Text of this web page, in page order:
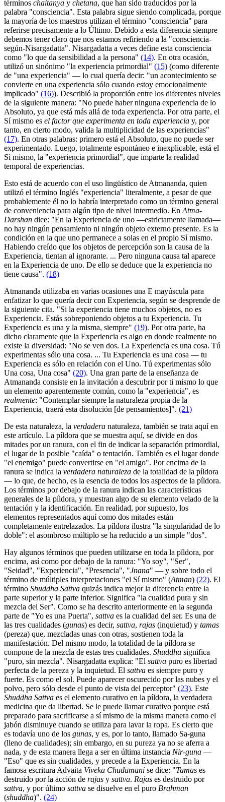
términos chaitanya y chetana, que han sido traducidos por la
palabra "consciencia". Esta palabra sigue siendo complicada, porque
la mayoría de los maestros utilizan el término "consciencia" para
referirse precisamente a lo Último. Debido a esta diferencia siempre
debemos tener claro que nos estamos refiriendo a la "consciencia-
según-Nisargadatta". Nisargadatta a veces define esta consciencia
como "lo que da sensibilidad a la persona" (14). En otra ocasión,
utilizó un sinónimo "la experiencia primordial" (15) (como diferente
de "una experiencia" ― lo cual quería decir: "un acontecimiento se
convierte en una experiencia sólo cuando estoy emocionalmente
implicado" (16)). Describió la proporción entre los diferentes niveles
de la siguiente manera: "No puede haber ninguna experiencia de lo
Absoluto, ya que está más allá de toda experiencia. Por otra parte, el
Sí mismo es el factor que experimenta en toda experiencia y, por
tanto, en cierto modo, valida la multiplicidad de las experiencias"
(17). En otras palabras: primero está el Absoluto, que no puede ser
experimentado. Luego, totalmente espontáneo e inexplicable, está el
Sí mismo, la "experiencia primordial", que imparte la realidad
temporal de experiencias.
Esto está de acuerdo con el uso lingüístico de Atmananda, quien
utilizó el término Inglés "experiencia" literalmente, a pesar de que
probablemente él no lo habría interpretado como un término general
de conveniencia para algún tipo de nivel intermedio. En Atma-
Darshan dice: "En la Experiencia de uno ―estrictamente llamada―
no hay ningún pensamiento ni ningún objeto externo presente. Es la
condición en la que uno permanece a solas en el propio Sí mismo.
Habiendo creído que los objetos de percepción son la causa de la
Experiencia, tientan al ignorante. ... Pero ninguna causa tal aparece
en la Experiencia de uno. De ello se deduce que la experiencia no
tiene causa". (18)
Atmananda utilizaba en varias ocasiones una E mayúscula para
enfatizar lo que quería decir con Experiencia, según se desprende de
la siguiente cita. "Si la experiencia tiene muchos objetos, no es
Experiencia. Estás sobreponiendo objetos a tu Experiencia. Tu
Experiencia es una y la misma, siempre" (19). Por otra parte, ha
dicho claramente que la Experiencia es algo en donde realmente no
existe la diversidad: "No se ven dos. La Experiencia es una cosa. Tú
experimentas sólo una cosa. ... Tu Experiencia es una cosa ― tu
Experiencia es sólo en relación con el Uno. Tú experimentas sólo
Una cosa, Una cosa" (20). Una gran parte de la enseñanza de
Atmananda consiste en la invitación a descubrir por ti mismo lo que
un elemento aparentemente común, como la "experiencia", es
realmente: "Contemplar siempre la naturaleza propia de la
Experiencia, traerá esta disolución [de pensamientos]". (21)
De esta naturaleza, la verdadera naturaleza, también se trata aquí en
este artículo. La píldora que se muestra aquí, se divide en dos
mitades por un ranura, con el fin de indicar la separación primordial,
el lugar de la posible "caída" o tentación. También es el lugar donde
"el enemigo" puede convertirse en "el amigo". Por encima de la
ranura se indica la verdadera naturaleza de la totalidad de la píldora
― lo que, de hecho, es la esencia de todos los aspectos de la píldora.
Los términos por debajo de la ranura indican las características
generales de la píldora, y muestran algo de su elemento velado de la
tentación y la identificación. En realidad, por supuesto, los
elementos representados aquí como dos mitades están
completamente entrelazados. La píldora ilustra "la singularidad de lo
doble": el asombroso múltiplo se ha reducido a un simple "dos".
Hay algunos términos que pueden utilizarse en toda la píldora, por
encima, así como por debajo de la ranura: "Yo soy", "Ser",
"Seidad", "Experiencia", "Presencia", "Jnana" ― y sobre todo el
término de múltiples interpretaciones "el Sí mismo" (Atman) (22). El
término Shuddha Sattva quizás indica mejor la diferencia entre la
parte superior y la parte inferior. Significa "la cualidad pura y sin
mezcla del Ser". Como se ha descrito anteriormente en la segunda
parte de "Yo es una Puerta", sattva es la cualidad del ser. Es una de
las tres cualidades (gunas) es decir, sattva, rajas (inquietud) y tamas
(pereza) que, mezcladas unas con otras, sostienen toda la
manifestación. Del mismo modo, la totalidad de la píldora se
compone de la mezcla de estas tres cualidades. Shuddha significa
"puro, sin mezcla". Nisargadatta explica: "El sattva puro es libertad
perfecta de la pereza y la inquietud. El sattva es siempre puro y
fuerte. Es como el sol. Puede aparecer oscurecido por las nubes y el
polvo, pero sólo desde el punto de vista del perceptor" (23). Este
Shuddha Sattva es el elemento curativo en la píldora, la verdadera
medicina que da libertad. Se le puede llamar curativo porque está
preparado para sacrificarse a sí mismo de la misma manera como el
jabón disminuye cuando se utiliza para lavar la ropa. Es cierto que
es todavía uno de los gunas, y es, por lo tanto, llamado Sa-guna
(lleno de cualidades); sin embargo, en su pureza ya no se aferra a
nada, y de esta manera llega a ser en última instancia Nir-guna ―
"Eso" que es sin cualidades, y precede a la Experiencia. En la
famosa escritura Advaita Viveka Chudamani se dice: "Tamas es
destruido por la acción de rajas y sattva. Rajas es destruido por
sattva, y por último sattva se disuelve en el puro Brahman
(shuddha)". (24)